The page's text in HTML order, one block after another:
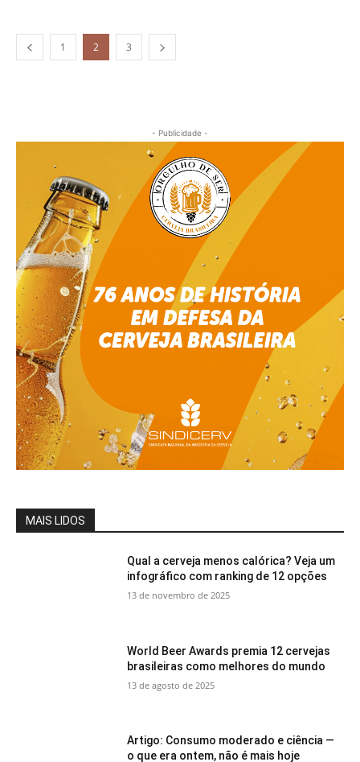
1 2 3
- Publicidade -
MAIS LIDOS
Qual a cerveja menos calórica? Veja um
infográfico com ranking de 12 opções
13 de novembro de 2025
World Beer Awards premia 12 cervejas
brasileiras como melhores do mundo
13 de agosto de 2025
Artigo: Consumo moderado e ciência —
o que era ontem, não é mais hoje